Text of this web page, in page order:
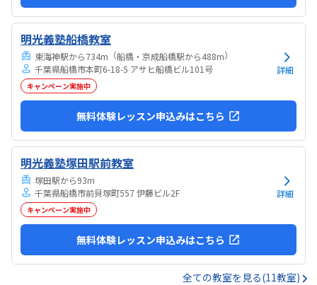
明光義塾船橋教室
東海神駅から734m （船橋・京成船橋駅から488m）
千葉県船橋市本町6-18-5 アサヒ船橋ビル101号
キャンペーン実施中
詳細
無料体験レッスン申込みはこちら
明光義塾塚田駅前教室
塚田駅から93m
千葉県船橋市前貝塚町557 伊藤ビル2F
キャンペーン実施中
詳細
無料体験レッスン申込みはこちら
全ての教室を見る(11教室)